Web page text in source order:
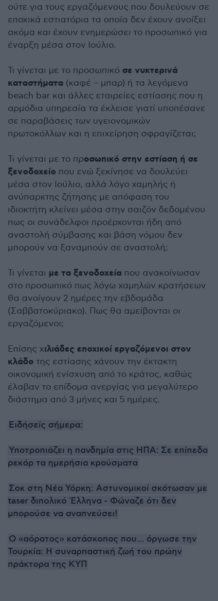
ούτε για τους εργαζόμενους που δουλεύουν σε
εποχικά εστιατόρια τα οποία δεν έχουν ανοίξει
ακόμα και έχουν ενημερώσει το προσωπικό για
έναρξη μέσα στον Ιούλιο.
Τι γίνεται με το προσωπικό σε νυκτερινά
καταστήματα (καφέ – μπαρ) ή τα λεγόμενα
beach bar και άλλες εταιρείες εστίασης που η
αρμόδια υπηρεσία τα έκλεισε γιατί υποπέσανε
σε παραβάσεις των υγειονομικών
πρωτοκόλλων και η επιχείρηση σφραγίζεται;
Τι γίνεται με το προσωπικό στην εστίαση ή σε
ξενοδοχείο που ενώ ξεκίνησε να δουλεύει
μέσα στον Ιούλιο, αλλά λόγο χαμηλής ή
ανύπαρκτης ζήτησης με απόφαση του
ιδιοκτήτη κλείνει μέσα στην σαιζόν δεδομένου
πως οι συνάδελφοι προέρχονται ήδη από
αναστολή σύμβασης και βάση νόμου δεν
μπορούν να ξαναμπούν σε αναστολή;
Τι γίνεται με τα ξενοδοχεία που ανακοίνωσαν
στο προσωπικό πως λόγω χαμηλών κρατήσεων
θα ανοίγουν 2 ημέρες την εβδομάδα
(Σαββατοκύριακο). Πως θα αμείβονται οι
εργαζόμενοι;
Επίσης χιλιάδες εποχικοί εργαζόμενοι στον
κλάδο της εστίασης χάνουν την έκτακτη
οικονομική ενίσχυση από το κράτος, καθώς
έλαβαν το επίδομα ανεργίας για μεγαλύτερο
διάστημα από 3 μήνες και 5 ημέρες.
Ειδήσείς σήμερα:
Υποτροπιάζει η πανδημία στις ΗΠΑ: Σε επίπεδα
ρεκόρ τα ημερήσια κρούσματα
Σοκ στη Νέα Υόρκη: Αστυνομικοί σκότωσαν με
taser διπολικό Έλληνα - Φώναζε ότι δεν
μπορούσε να αναπνεύσει!
Ο «αόρατος» κατάσκοπος που... όργωσε την
Τουρκία: Η συναρπαστική ζωή του πρώην
πράκτορα της ΚΥΠ